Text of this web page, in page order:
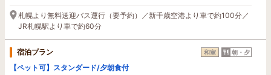
札幌より無料送迎バス運行（要予約）／新千歳空港より車で約100分／
JR札幌駅より車で約60分
宿泊プラン 和室 朝・夕
【ペット可】スタンダード/夕朝食付